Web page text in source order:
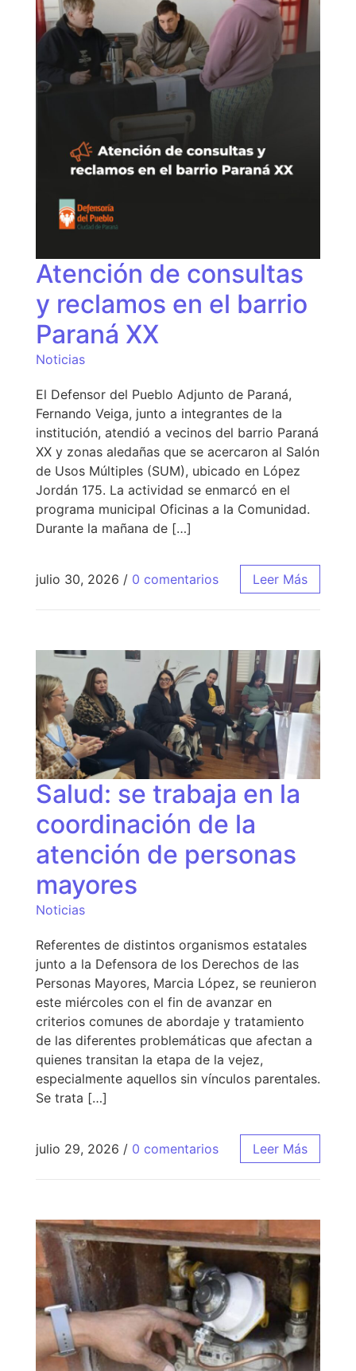
Atención de consultas
y reclamos en el barrio
Paraná XX
Noticias
El Defensor del Pueblo Adjunto de Paraná,
Fernando Veiga, junto a integrantes de la
institución, atendió a vecinos del barrio Paraná
XX y zonas aledañas que se acercaron al Salón
de Usos Múltiples (SUM), ubicado en López
Jordán 175. La actividad se enmarcó en el
programa municipal Oficinas a la Comunidad.
Durante la mañana de […]
julio 30, 2026 / 0 comentarios Leer Más
Salud: se trabaja en la
coordinación de la
atención de personas
mayores
Noticias
Referentes de distintos organismos estatales
junto a la Defensora de los Derechos de las
Personas Mayores, Marcia López, se reunieron
este miércoles con el fin de avanzar en
criterios comunes de abordaje y tratamiento
de las diferentes problemáticas que afectan a
quienes transitan la etapa de la vejez,
especialmente aquellos sin vínculos parentales.
Se trata […]
julio 29, 2026 / 0 comentarios Leer Más